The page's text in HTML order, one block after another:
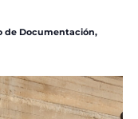
de Documentación,